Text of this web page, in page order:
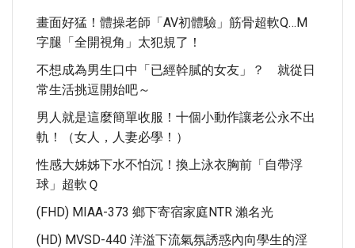
畫面好猛！體操老師「AV初體驗」筋骨超軟Q…M
字腿「全開視角」太犯規了！
不想成為男生口中「已經幹膩的女友」？ 就從日
常生活挑逗開始吧～
男人就是這麼簡單收服！十個小動作讓老公永不出
軌！（女人，人妻必學！）
性感大姊姊下水不怕沉！換上泳衣胸前「自帶浮
球」超軟Ｑ
(FHD) MIAA-373 鄉下寄宿家庭NTR 瀨名光
(HD) MVSD-440 洋溢下流氣氛誘惑內向學生的淫